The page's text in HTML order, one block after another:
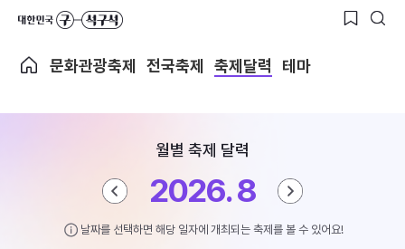
문화관광축제 전국축제 축제달력 테마
월별 축제 달력
2026. 8
날짜를 선택하면 해당 일자에 개최되는 축제를 볼 수 있어요!